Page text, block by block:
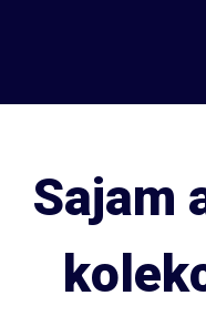
Sajam